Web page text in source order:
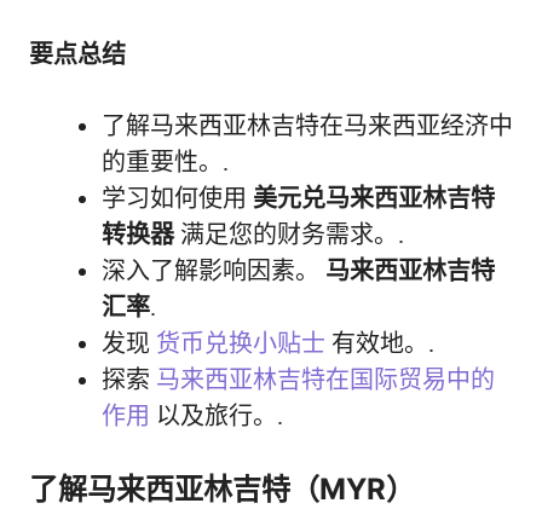
要点总结
了解马来西亚林吉特在马来西亚经济中
的重要性。.
学习如何使用 美元兑马来西亚林吉特
转换器满足您的财务需求。.
深入了解影响因素。 马来西亚林吉特
汇率.
发现 货币兑换小贴士 有效地。.
探索 马来西亚林吉特在国际贸易中的
作用 以及旅行。.
了解马来西亚林吉特（MYR）